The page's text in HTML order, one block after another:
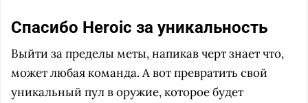
Спасибо Heroic за уникальность
Выйти за пределы меты, напикав черт знает что,
может любая команда. А вот превратить свой
уникальный пул в оружие, которое будет